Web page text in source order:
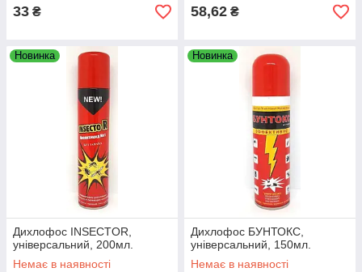
33 ₴ 58,62 ₴
Новинка
Дихлофос INSECTOR,
універсальний, 200мл.
Немає в наявності
Новинка
Дихлофос БУНТОКС,
універсальний, 150мл.
Немає в наявності